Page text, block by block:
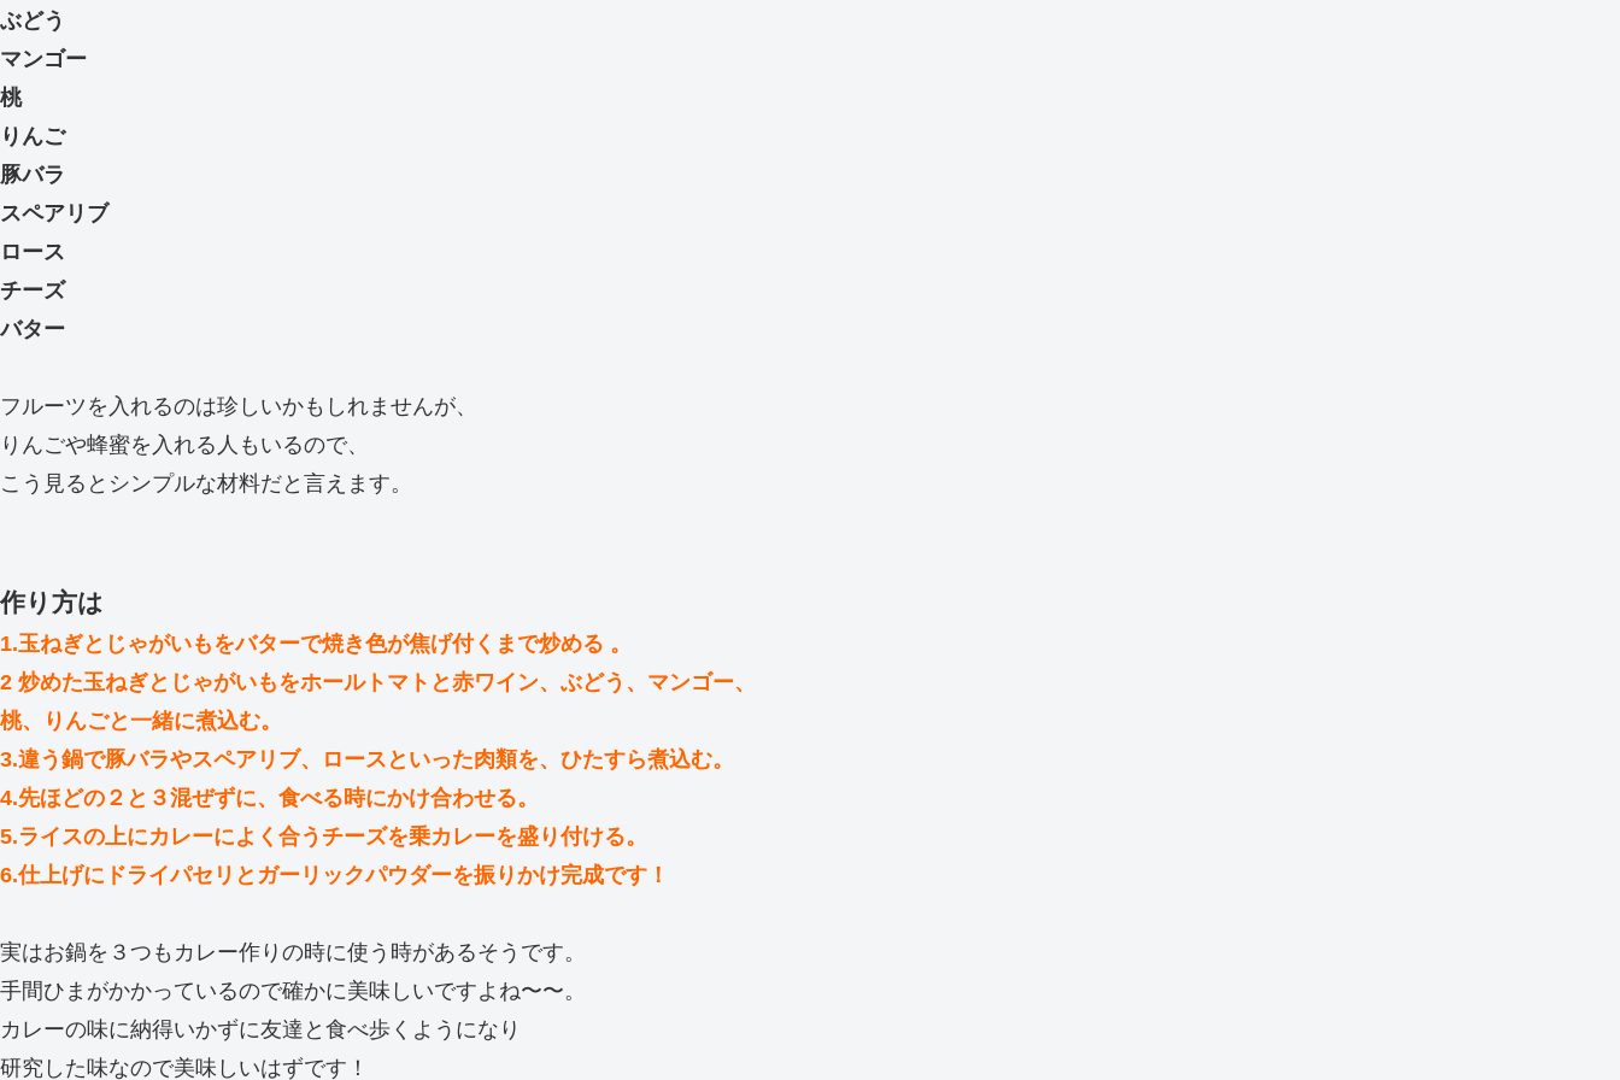
ぶどう
マンゴー
桃
りんご
豚バラ
スペアリブ
ロース
チーズ
バター
フルーツを入れるのは珍しいかもしれませんが、
りんごや蜂蜜を入れる人もいるので、
こう見るとシンプルな材料だと言えます。
作り方は
1.玉ねぎとじゃがいもをバターで焼き色が焦げ付くまで炒める 。
2 炒めた玉ねぎとじゃがいもをホールトマトと赤ワイン、ぶどう、マンゴー、
桃、りんごと一緒に煮込む。
3.違う鍋で豚バラやスペアリブ、ロースといった肉類を、ひたすら煮込む。
4.先ほどの２と３混ぜずに、食べる時にかけ合わせる。
5.ライスの上にカレーによく合うチーズを乗カレーを盛り付ける。
6.仕上げにドライパセリとガーリックパウダーを振りかけ完成です！
実はお鍋を３つもカレー作りの時に使う時があるそうです。
手間ひまがかかっているので確かに美味しいですよね〜〜。
カレーの味に納得いかずに友達と食べ歩くようになり
研究した味なので美味しいはずです！